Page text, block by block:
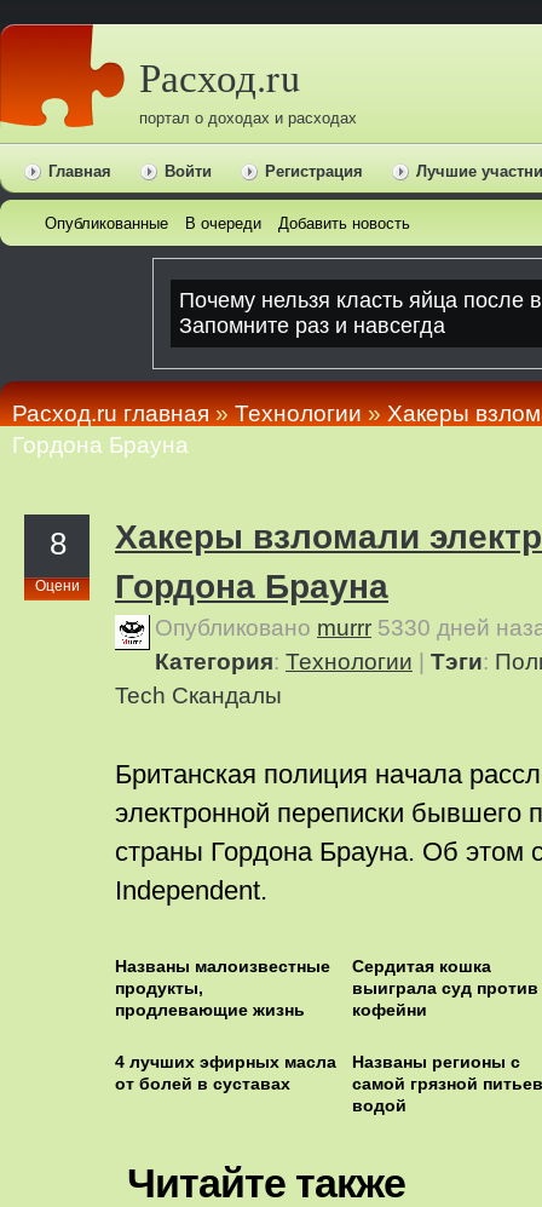
Расход.ru
портал о доходах и расходах
Главная Войти Регистрация Лучшие
Опубликованные В очереди Добавить новость
Расход.ru главная»Технологии»Хакеры
Гордона Брауна
8
Оцени
Хакеры взломали
Гордона Брауна
Опубликовано murrr 5330 дней
Категория: Технологии Тэги:
Tech Скандалы
Британская полиция начала
электронной переписки бывшего
страны Гордона Брауна. Об этом
Independent.
Названы малоизвестные
продукты,
продлевающие жизнь
Сердитая кошка
выиграла суд против
кофейни
4 лучших эфирных масла
от болей в суставах
Названы регионы с
самой грязной
водой
Читайте также